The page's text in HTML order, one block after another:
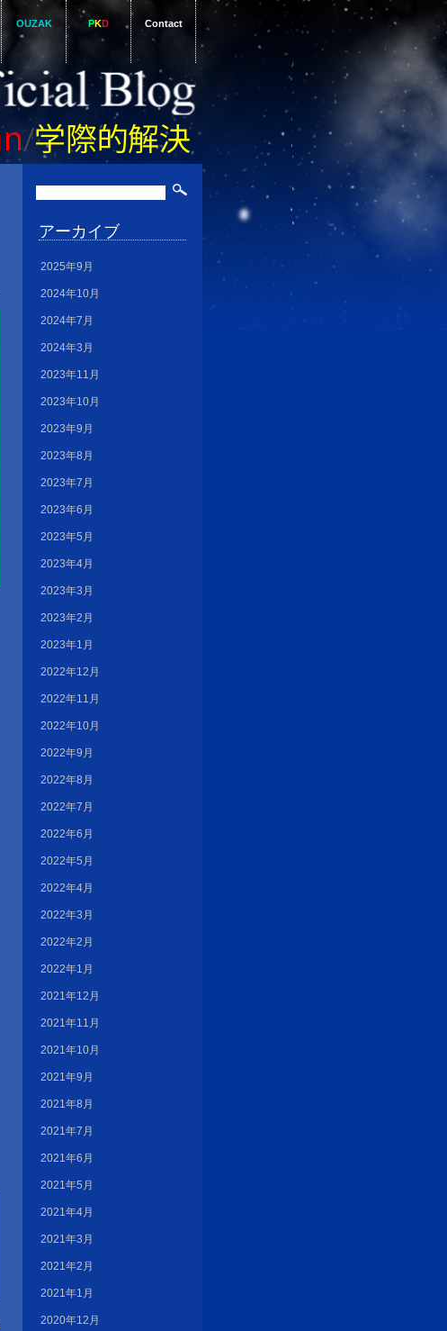
OUZAK PKD Contact
アーカイブ
2025年9月
2024年10月
2024年7月
2024年3月
2023年11月
2023年10月
2023年9月
2023年8月
2023年7月
2023年6月
2023年5月
2023年4月
2023年3月
2023年2月
2023年1月
2022年12月
2022年11月
2022年10月
2022年9月
2022年8月
2022年7月
2022年6月
2022年5月
2022年4月
2022年3月
2022年2月
2022年1月
2021年12月
2021年11月
2021年10月
2021年9月
2021年8月
2021年7月
2021年6月
2021年5月
2021年4月
2021年3月
2021年2月
2021年1月
2020年12月